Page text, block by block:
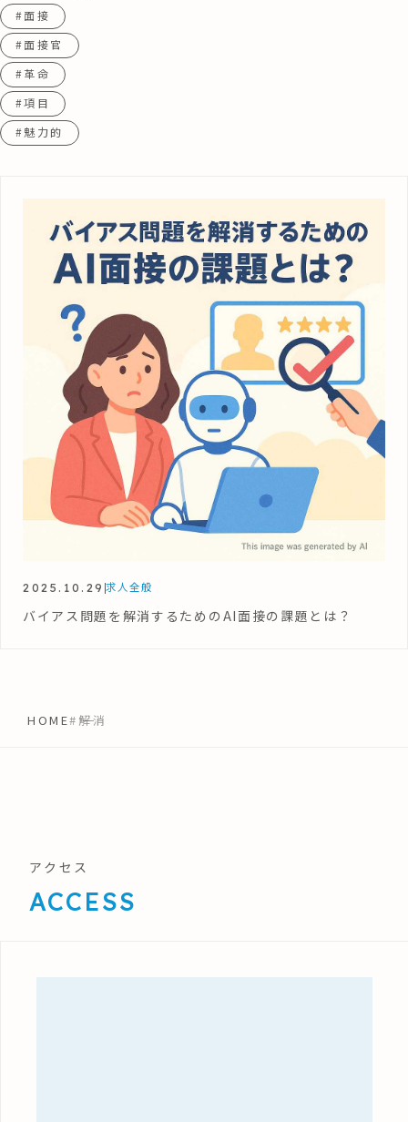
#面接
#面接官
#革命
#項目
#魅力的
2025.10.29 求人全般
バイアス問題を解消するためのAI面接の課題とは？
HOME#解消
アクセス
ACCESS